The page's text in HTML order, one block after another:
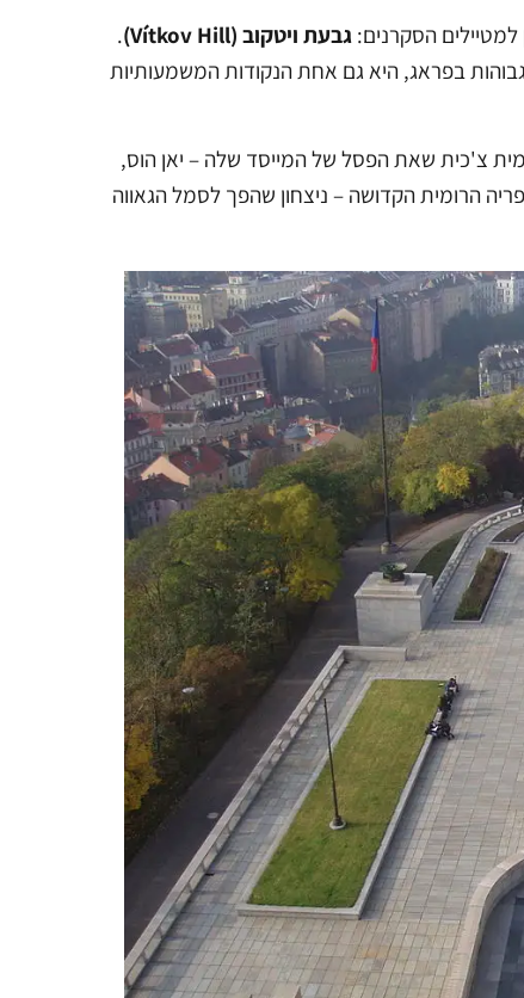
למטיילים הסקרנים: גבעת ויטקוב (Vítkov Hill)
.
מהנקודות הגבוהות בפראג, היא גם אחת הנקודות המשמעותיות
לאומית צ'כית שאת הפסל של המייסד שלה – יאן הוס,
הרומית הקדושה – ניצחון שהפך לסמל הגאווה